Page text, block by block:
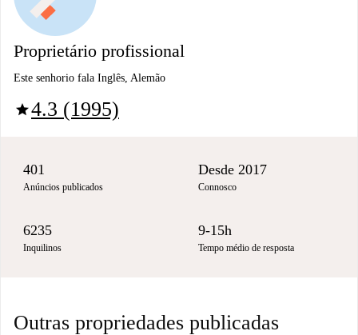
Proprietário profissional
Este senhorio fala Inglês, Alemão
star4.3 (1995)
401
Anúncios publicados
Desde 2017
Connosco
6235
Inquilinos
9-15h
Tempo médio de resposta
Outras propriedades publicadas